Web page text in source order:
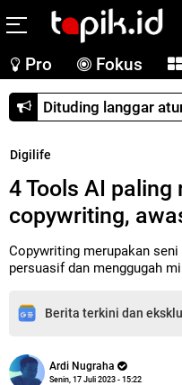
Pro Fokus
Dituding langgar
Digilife
4 Tools AI paling
copywriting,
Copywriting merupakan
persuasif dan menggugah
Berita terkini dan
Ardi Nugraha
Senin, 17 Juli 2023 - 15:22